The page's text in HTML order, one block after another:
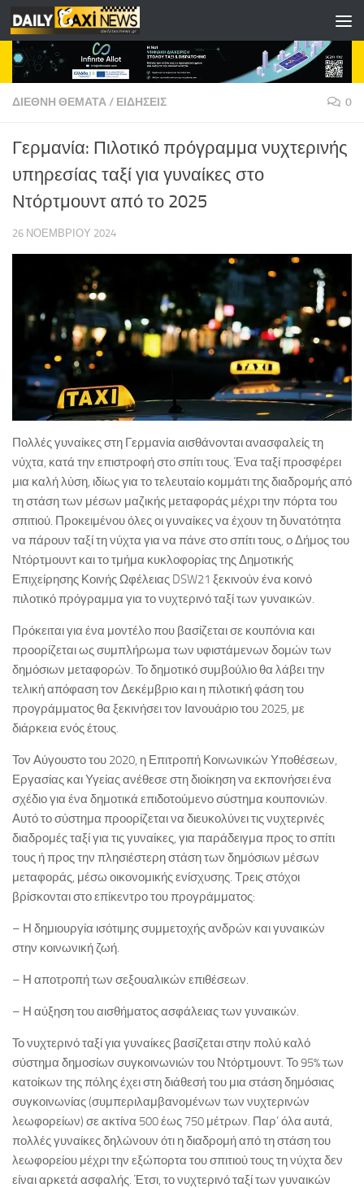
Skip to content
ΔΙΕΘΝΗ ΘΕΜΑΤΑ/ ΕΙΔΗΣΕΙΣ 0
Γερμανία: Πιλοτικό πρόγραμμα νυχτερινής
υπηρεσίας ταξί για γυναίκες στο
Ντόρτμουντ από το 2025
26 ΝΟΕΜΒΡΊΟΥ 2024
Πολλές γυναίκες στη Γερμανία αισθάνονται ανασφαλείς τη
νύχτα, κατά την επιστροφή στο σπίτι τους. Ένα ταξί προσφέρει
μια καλή λύση, ιδίως για το τελευταίο κομμάτι της διαδρομής από
τη στάση των μέσων μαζικής μεταφοράς μέχρι την πόρτα του
σπιτιού. Προκειμένου όλες οι γυναίκες να έχουν τη δυνατότητα
να πάρουν ταξί τη νύχτα για να πάνε στο σπίτι τους, ο Δήμος του
Ντόρτμουντ και το τμήμα κυκλοφορίας της Δημοτικής
Επιχείρησης Κοινής Ωφέλειας DSW21 ξεκινούν ένα κοινό
πιλοτικό πρόγραμμα για το νυχτερινό ταξί των γυναικών.
Πρόκειται για ένα μοντέλο που βασίζεται σε κουπόνια και
προορίζεται ως συμπλήρωμα των υφιστάμενων δομών των
δημόσιων μεταφορών. Το δημοτικό συμβούλιο θα λάβει την
τελική απόφαση τον Δεκέμβριο και η πιλοτική φάση του
προγράμματος θα ξεκινήσει τον Ιανουάριο του 2025, με
διάρκεια ενός έτους.
Τον Αύγουστο του 2020, η Επιτροπή Κοινωνικών Υποθέσεων,
Εργασίας και Υγείας ανέθεσε στη διοίκηση να εκπονήσει ένα
σχέδιο για ένα δημοτικά επιδοτούμενο σύστημα κουπονιών.
Αυτό το σύστημα προορίζεται να διευκολύνει τις νυχτερινές
διαδρομές ταξί για τις γυναίκες, για παράδειγμα προς το σπίτι
τους ή προς την πλησιέστερη στάση των δημόσιων μέσων
μεταφοράς, μέσω οικονομικής ενίσχυσης. Τρεις στόχοι
βρίσκονται στο επίκεντρο του προγράμματος:
– Η δημιουργία ισότιμης συμμετοχής ανδρών και γυναικών
στην κοινωνική ζωή.
– Η αποτροπή των σεξουαλικών επιθέσεων.
– Η αύξηση του αισθήματος ασφάλειας των γυναικών.
Το νυχτερινό ταξί για γυναίκες βασίζεται στην πολύ καλό
σύστημα δημοσίων συγκοινωνιών του Ντόρτμουντ. Το 95% των
κατοίκων της πόλης έχει στη διάθεσή του μια στάση δημόσιας
συγκοινωνίας (συμπεριλαμβανομένων των νυχτερινών
λεωφορείων) σε ακτίνα 500 έως 750 μέτρων. Παρ’ όλα αυτά,
πολλές γυναίκες δηλώνουν ότι η διαδρομή από τη στάση του
λεωφορείου μέχρι την εξώπορτα του σπιτιού τους τη νύχτα δεν
είναι αρκετά ασφαλής. Έτσι, το νυχτερινό ταξί των γυναικών